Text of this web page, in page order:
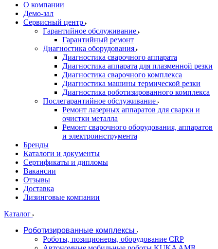
О компании
Демо-зал
Сервисный центр
Гарантийное обслуживание
Гарантийный ремонт
Диагностика оборудования
Диагностика сварочного аппарата
Диагностика аппарата для плазменной резки
Диагностика сварочного комплекса
Диагностика машины термической резки
Диагностика роботизированного комплекса
Послегарантийное обслуживание
Ремонт лазерных аппаратов для сварки и
очистки металла
Ремонт сварочного оборудования, аппаратов
и электроинструмента
Бренды
Каталоги и документы
Сертификаты и дипломы
Вакансии
Отзывы
Доставка
Лизинговые компании
Каталог
Роботизированные комплексы
Роботы, позиционеры, оборудование CRP